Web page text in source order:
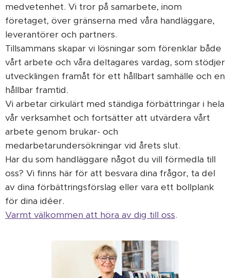
medvetenhet. Vi tror på samarbete, inom
företaget, över gränserna med våra handläggare,
leverantörer och partners.
Tillsammans skapar vi lösningar som förenklar både
vårt arbete och våra deltagares vardag, som stödjer
utvecklingen framåt för ett hållbart samhälle och en
hållbar framtid.
Vi arbetar cirkulärt med ständiga förbättringar i hela
vår verksamhet och fortsätter att utvärdera vårt
arbete genom brukar- och
medarbetarundersökningar vid årets slut.
Har du som handläggare något du vill förmedla till
oss? Vi finns här för att besvara dina frågor, ta del
av dina förbättringsförslag eller vara ett bollplank
för dina idéer.
Varmt välkommen att höra av dig till oss.